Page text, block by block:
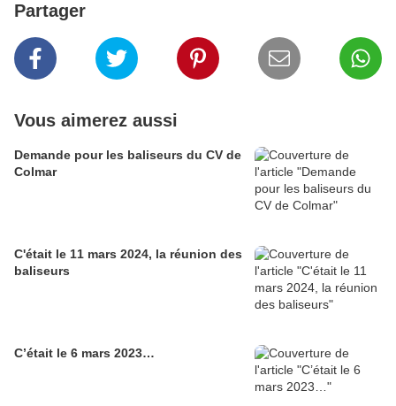
Partager
Vous aimerez aussi
Demande pour les baliseurs du CV de
Colmar
C'était le 11 mars 2024, la réunion des
baliseurs
C’était le 6 mars 2023…